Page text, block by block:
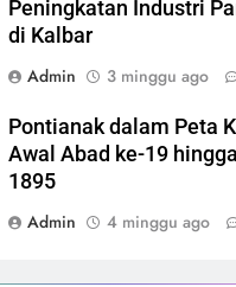
Peningkatan Industri
di Kalbar
Admin
3 minggu ago
Pontianak dalam Peta
Awal Abad ke-19
1895
Admin
4 minggu ago